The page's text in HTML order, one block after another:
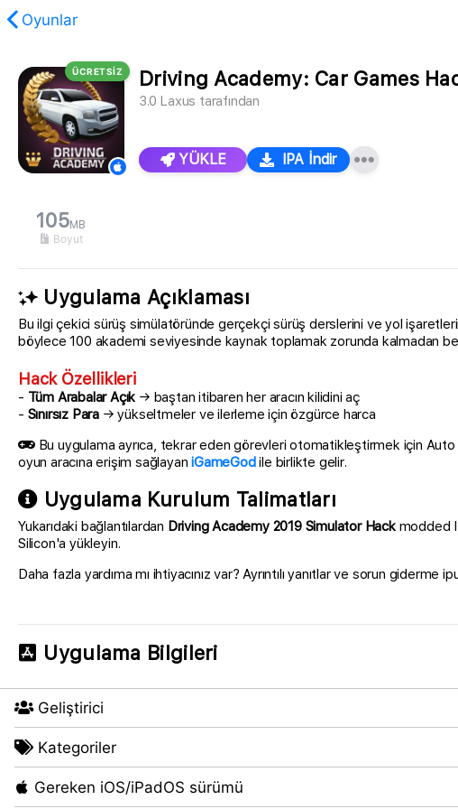
Oyunlar
ÜCRETSİZ Driving Academy: Car Games
3.0 Laxus tarafından
YÜKLE IPA İndir
105MB
Boyut
Uygulama Açıklaması
Bu ilgi çekici sürüş simülatöründe gerçekçi sürüş derslerini ve yol
böylece 100 akademi seviyesinde kaynak toplamak zorunda kalmadan
Hack Özellikleri
- Tüm Arabalar Açık → baştan itibaren her aracın kilidini aç
- Sınırsız Para → yükseltmeler ve ilerleme için özgürce harca
Bu uygulama ayrıca, tekrar eden görevleri otomatikleştirmek için
oyun aracına erişim sağlayaniGameGodile birlikte gelir.
Uygulama Kurulum Talimatları
Yukarıdaki bağlantılardan Driving Academy 2019 Simulator Hackmodded
Silicon'a yükleyin.
Daha fazla yardıma mı ihtiyacınız var? Ayrıntılı yanıtlar ve sorun giderme
Uygulama Bilgileri
Geliştirici
Kategoriler
Gereken iOS/iPadOS sürümü